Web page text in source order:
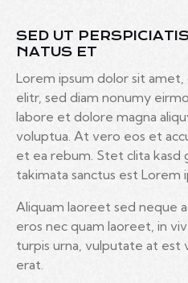
SED UT
NATUS ET
Lorem ipsum dolor sit
elitr, sed diam nonumy
labore et dolore magna
voluptua. At vero eos et
et ea rebum. Stet clita kasd
takimata sanctus est Lorem
Aliquam laoreet sed neque
eros nec quam laoreet, in
turpis urna, vulputate at est
erat.